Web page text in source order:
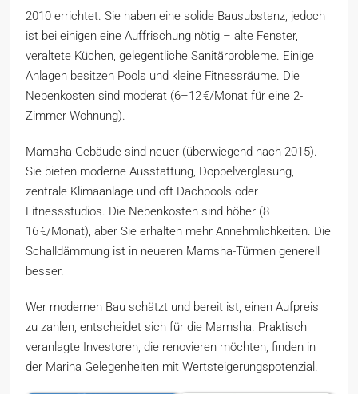
2010 errichtet. Sie haben eine solide Bausubstanz, jedoch
ist bei einigen eine Auffrischung nötig – alte Fenster,
veraltete Küchen, gelegentliche Sanitärprobleme. Einige
Anlagen besitzen Pools und kleine Fitnessräume. Die
Nebenkosten sind moderat (6–12 €/Monat für eine 2-
Zimmer-Wohnung).
Mamsha-Gebäude sind neuer (überwiegend nach 2015).
Sie bieten moderne Ausstattung, Doppelverglasung,
zentrale Klimaanlage und oft Dachpools oder
Fitnessstudios. Die Nebenkosten sind höher (8–
16 €/Monat), aber Sie erhalten mehr Annehmlichkeiten. Die
Schalldämmung ist in neueren Mamsha-Türmen generell
besser.
Wer modernen Bau schätzt und bereit ist, einen Aufpreis
zu zahlen, entscheidet sich für die Mamsha. Praktisch
veranlagte Investoren, die renovieren möchten, finden in
der Marina Gelegenheiten mit Wertsteigerungspotenzial.